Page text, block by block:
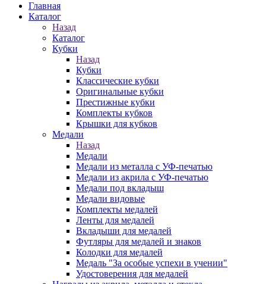
Главная
Каталог
Назад
Каталог
Кубки
Назад
Кубки
Классические кубки
Оригинальные кубки
Престижные кубки
Комплекты кубков
Крышки для кубков
Медали
Назад
Медали
Медали из металла с УФ-печатью
Медали из акрила с УФ-печатью
Медали под вкладыш
Медали видовые
Комплекты медалей
Ленты для медалей
Вкладыши для медалей
Футляры для медалей и знаков
Колодки для медалей
Медаль "За особые успехи в учении"
Удостоверения для медалей